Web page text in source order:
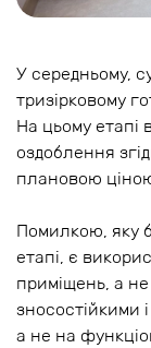
У середньому,
тризірковому
На цьому етапі
оздоблення
плановою
Помилкою, яку
етапі, є
приміщень, а
зносостійкими
а не на